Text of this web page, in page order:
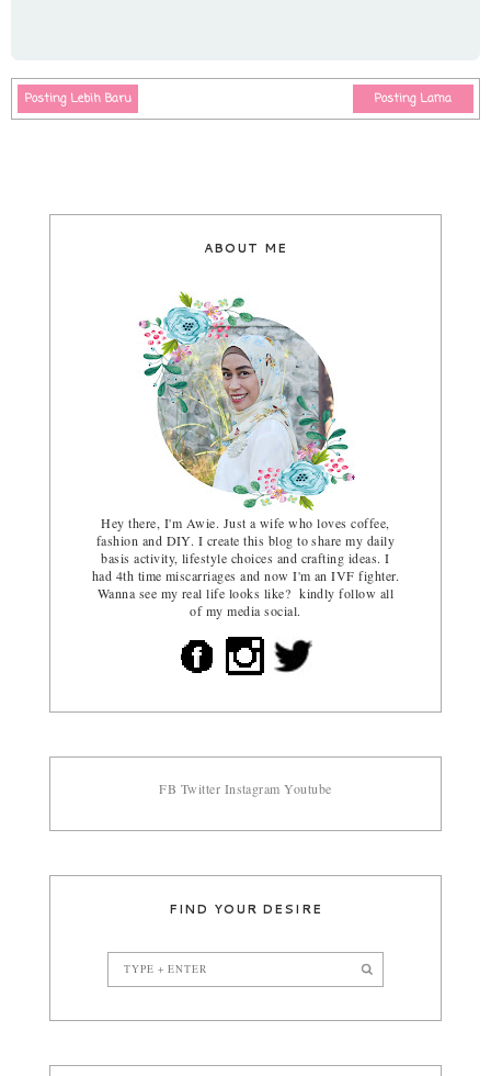
Posting Lebih Baru Posting Lama
ABOUT ME
Hey there, I'm Awie. Just a wife who loves coffee,
fashion and DIY. I create this blog to share my daily
basis activity, lifestyle choices and crafting ideas. I
had 4th time miscarriages and now I'm an IVF fighter.
Wanna see my real life looks like? kindly follow all
of my media social.
FB Twitter Instagram Youtube
FIND YOUR DESIRE